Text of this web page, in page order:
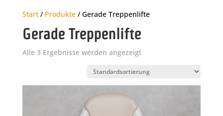
Start/ Produkte/ Gerade Treppenlifte
Gerade Treppenlifte
Alle 3 Ergebnisse werden angezeigt